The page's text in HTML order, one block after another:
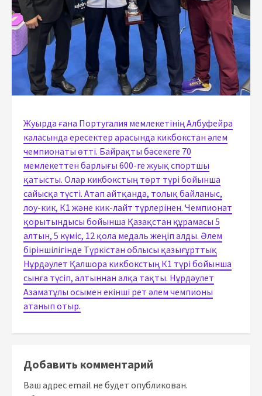
Жуырда ғана Португалия мемлекетінің Албуфейра
каласында ересектер арасында кикбокстан әлем
чемпионаты өтті. Байрақты бәсекеге 70
мемлекеттен барлығы 600-ге жуық спортшы
қатысты. Олар кикбокстың төрт түрі бойынша
сайысқа түсті. Атап айтқанда, толық байланыс,
лоу-кик, К1 және кик-лайт түрлерінен. Чемпионат
қорытындысы бойынша Қазақстан құрамасы 5
алтын, 5 күміс, 12 қола медаль жеңіп алды. Әлем
біріншілігінде Түркістан облысы қазығұрттық
Нұрдәулет Қалшора кикбокстың К1 түрі бойынша
сынға түсіп, алтыннан алқа тақты. Нұрдәулет
Азаматұлы осымен екінші рет әлем чемпионы
атанып отыр.
Добавить комментарий
Ваш адрес email не будет опубликован.